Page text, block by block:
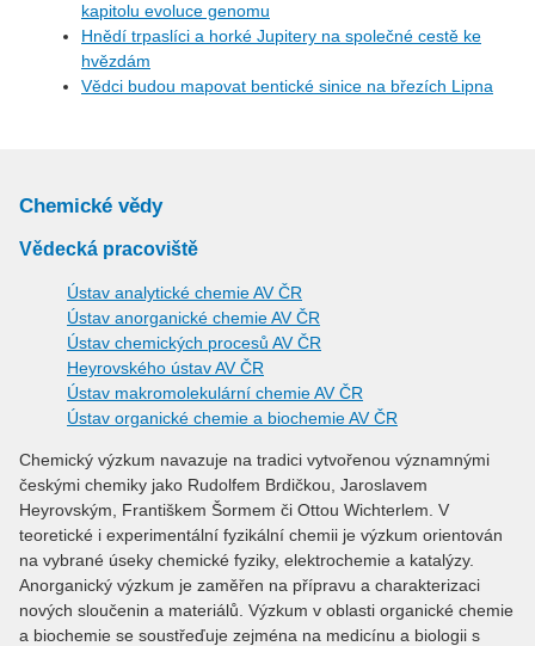
kapitolu evoluce genomu
Hnědí trpaslíci a horké Jupitery na společné cestě ke
hvězdám
Vědci budou mapovat bentické sinice na březích Lipna
Chemické vědy
Vědecká pracoviště
Ústav analytické chemie AV ČR
Ústav anorganické chemie AV ČR
Ústav chemických procesů AV ČR
Heyrovského ústav AV ČR
Ústav makromolekulární chemie AV ČR
Ústav organické chemie a biochemie AV ČR
Chemický výzkum navazuje na tradici vytvořenou významnými
českými chemiky jako Rudolfem Brdičkou, Jaroslavem
Heyrovským, Františkem Šormem či Ottou Wichterlem. V
teoretické i experimentální fyzikální chemii je výzkum orientován
na vybrané úseky chemické fyziky, elektrochemie a katalýzy.
Anorganický výzkum je zaměřen na přípravu a charakterizaci
nových sloučenin a materiálů. Výzkum v oblasti organické chemie
a biochemie se soustřeďuje zejména na medicínu a biologii s